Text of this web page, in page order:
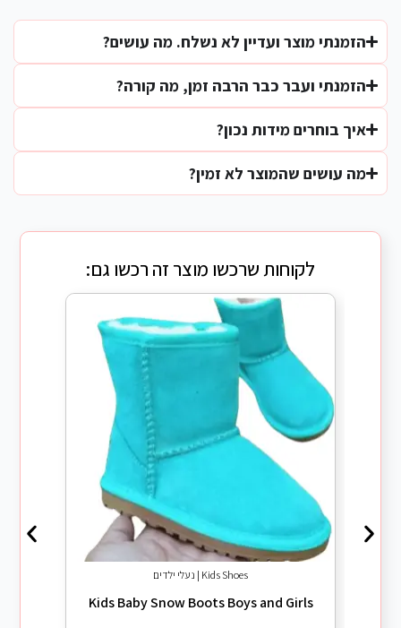
הזמנתי מוצר ועדיין לא נשלח. מה עושים?
הזמנתי ועבר כבר הרבה זמן, מה קורה?
איך בוחרים מידות נכון?
מה עושים שהמוצר לא זמין?
לקוחות שרכשו מוצר זה רכשו גם:
Kids Shoes | נעלי ילדים
Kids Baby Snow Boots Boys and Girls